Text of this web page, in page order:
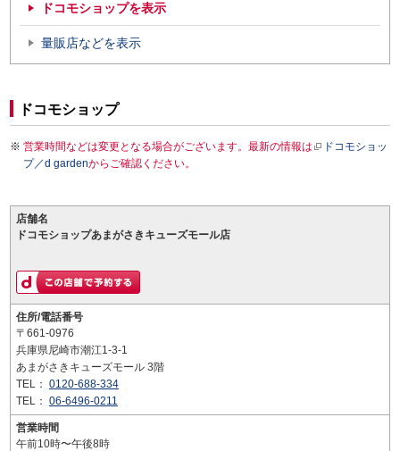
ドコモショップを表示
量販店などを表示
ドコモショップ
営業時間などは変更となる場合がございます。最新の情報は
ドコモショッ
プ／d gardenからご確認ください。
店舗名
ドコモショップあまがさきキューズモール店
住所/電話番号
〒661-0976
兵庫県尼崎市潮江1-3-1
あまがさきキューズモール 3階
TEL： 0120-688-334
TEL： 06-6496-0211
営業時間
午前10時〜午後8時